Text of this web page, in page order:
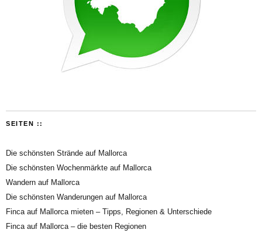
SEITEN ::
Die schönsten Strände auf Mallorca
Die schönsten Wochenmärkte auf Mallorca
Wandern auf Mallorca
Die schönsten Wanderungen auf Mallorca
Finca auf Mallorca mieten – Tipps, Regionen & Unterschiede
Finca auf Mallorca – die besten Regionen